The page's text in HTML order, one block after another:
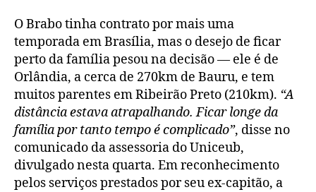
O Brabo tinha contrato por mais uma
temporada em Brasília, mas o desejo de ficar
perto da família pesou na decisão — ele é de
Orlândia, a cerca de 270km de Bauru, e tem
muitos parentes em Ribeirão Preto (210km). “A
distância estava atrapalhando. Ficar longe da
família por tanto tempo é complicado”, disse no
comunicado da assessoria do Uniceub,
divulgado nesta quarta. Em reconhecimento
pelos serviços prestados por seu ex-capitão, a